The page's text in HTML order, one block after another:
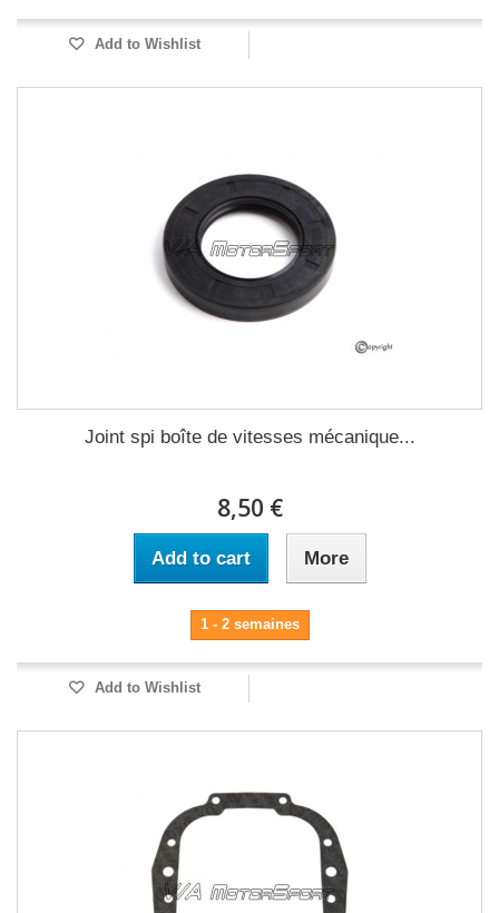
Add to Wishlist
Joint spi boîte de vitesses mécanique...
8,50 €
Add to cart More
1 - 2 semaines
Add to Wishlist